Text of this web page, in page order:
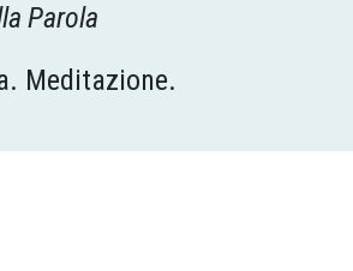
Parola
Meditazione.